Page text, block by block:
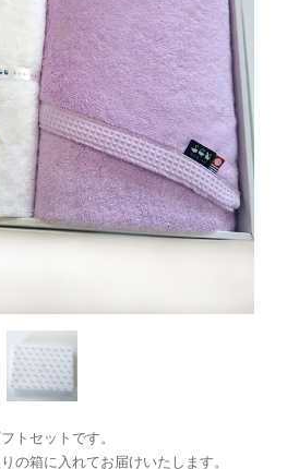
トセットです。
の箱に入れてお届けいたします。